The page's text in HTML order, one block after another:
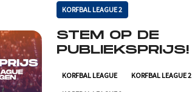
KORFBAL LEAGUE 2
STEM OP DE
PUBLIEKSPRIJS!
KORFBAL LEAGUE KORFBAL LEAGUE 2